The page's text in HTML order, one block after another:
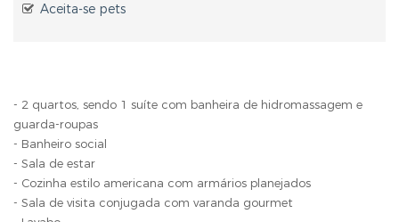
Aceita-se pets
- 2 quartos, sendo 1 suíte com banheira de hidromassagem e
guarda-roupas
- Banheiro social
- Sala de estar
- Cozinha estilo americana com armários planejados
- Sala de visita conjugada com varanda gourmet